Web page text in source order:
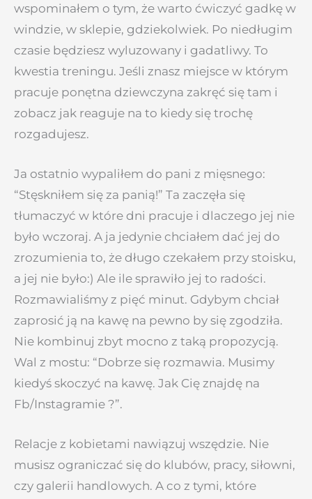
wspominałem o tym, że warto ćwiczyć gadkę w
windzie, w sklepie, gdziekolwiek. Po niedługim
czasie będziesz wyluzowany i gadatliwy. To
kwestia treningu. Jeśli znasz miejsce w którym
pracuje ponętna dziewczyna zakręć się tam i
zobacz jak reaguje na to kiedy się trochę
rozgadujesz.
Ja ostatnio wypaliłem do pani z mięsnego:
“Stęskniłem się za panią!” Ta zaczęła się
tłumaczyć w które dni pracuje i dlaczego jej nie
było wczoraj. A ja jedynie chciałem dać jej do
zrozumienia to, że długo czekałem przy stoisku,
a jej nie było:) Ale ile sprawiło jej to radości.
Rozmawialiśmy z pięć minut. Gdybym chciał
zaprosić ją na kawę na pewno by się zgodziła.
Nie kombinuj zbyt mocno z taką propozycją.
Wal z mostu: “Dobrze się rozmawia. Musimy
kiedyś skoczyć na kawę. Jak Cię znajdę na
Fb/Instagramie ?”.
Relacje z kobietami nawiązuj wszędzie. Nie
musisz ograniczać się do klubów, pracy, siłowni,
czy galerii handlowych. A co z tymi, które